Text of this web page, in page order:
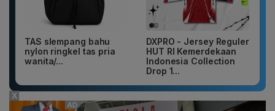
TAS slempang bahu
nylon ringkel tas pria
wanita/...
DXPRO - Jersey Reguler
HUT RI Kemerdekaan
Indonesia Collection
Drop 1...
X